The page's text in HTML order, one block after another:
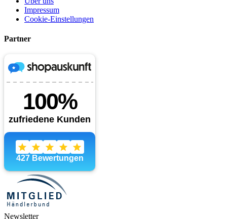
Impressum
Cookie-Einstellungen
Partner
Newsletter